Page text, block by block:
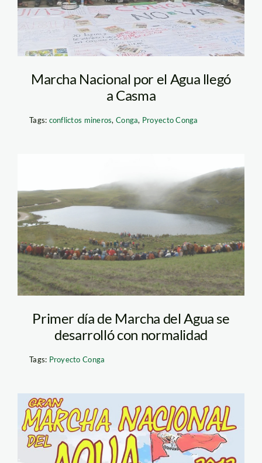
Marcha Nacional por el Agua llegó
a Casma
Tags: conflictos mineros,Conga, Proyecto Conga
marcha_agua_lamula_1
Primer día de Marcha del Agua se
desarrolló con normalidad
Tags: Proyecto Conga
gran_marcha_del_agua